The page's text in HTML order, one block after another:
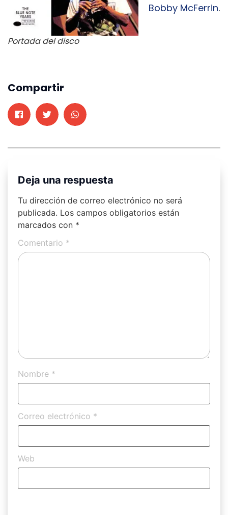
Portada del disco
Bobby McFerrin.
Compartir
Deja una respuesta
Tu dirección de correo electrónico no será
publicada. Los campos obligatorios están
marcados con *
Comentario *
Nombre *
Correo electrónico *
Web